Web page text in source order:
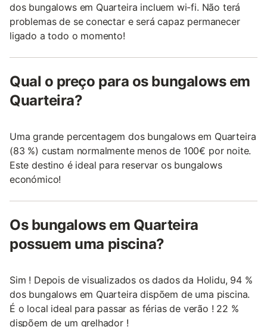
dos bungalows em Quarteira incluem wi-fi. Não terá
problemas de se conectar e será capaz permanecer
ligado a todo o momento!
Qual o preço para os bungalows em
Quarteira?
Uma grande percentagem dos bungalows em Quarteira
(83 %) custam normalmente menos de 100€ por noite.
Este destino é ideal para reservar os bungalows
económico!
Os bungalows em Quarteira
possuem uma piscina?
Sim ! Depois de visualizados os dados da Holidu, 94 %
dos bungalows em Quarteira dispõem de uma piscina.
É o local ideal para passar as férias de verão ! 22 %
dispõem de um grelhador !